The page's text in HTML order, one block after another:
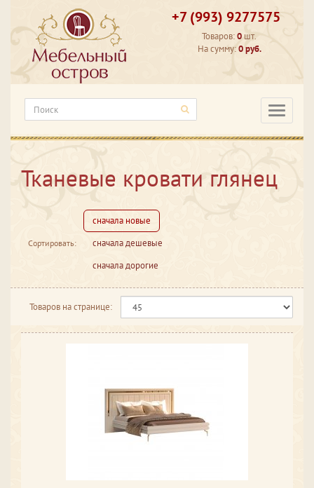
+7 (993) 9277575
Товаров:0 шт.
На сумму:0 руб.
Тканевые кровати глянец
Сортировать:
сначала новые
сначала дешевые
сначала дорогие
Товаров на странице: